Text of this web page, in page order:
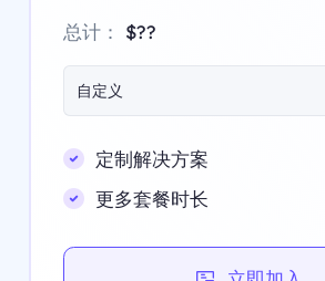
总计： $??
自定义
定制解决方案
更多套餐时长